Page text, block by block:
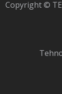
Copyright ©